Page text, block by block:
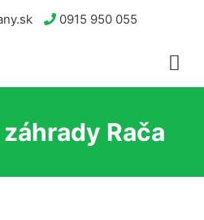
0915 950 055
Rača